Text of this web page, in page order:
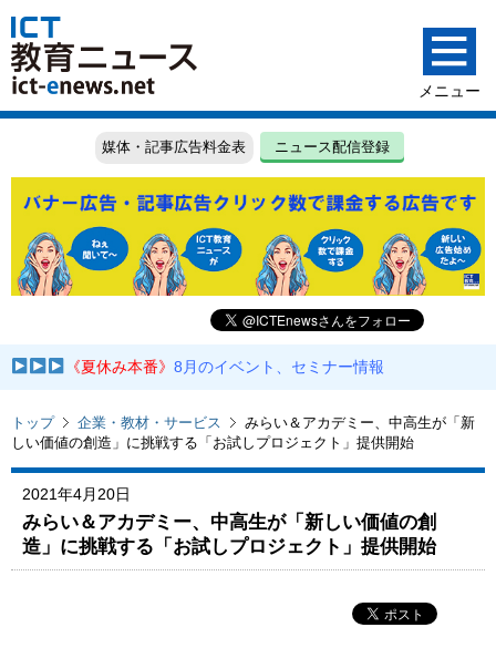
媒体・記事広告料金表 ニュース配信登録
《夏休み本番》8月のイベント、セミナー情報
トップ 企業・教材・サービス
みらい＆アカデミー、中高生が「新
しい価値の創造」に挑戦する「お試しプロジェクト」提供開始
2021年4月20日
みらい＆アカデミー、中高生が「新しい価値の創
造」に挑戦する「お試しプロジェクト」提供開始